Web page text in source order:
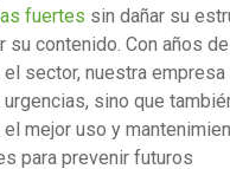
fuertes sin dañar su
su contenido. Con años de
sector, nuestra empresa
sino que
mejor uso y
para prevenir futuros